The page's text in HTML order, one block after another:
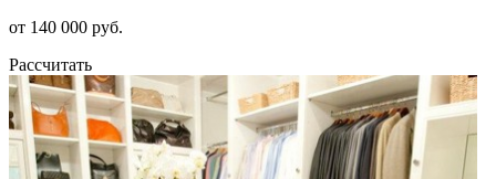
от 140 000 руб.
Рассчитать